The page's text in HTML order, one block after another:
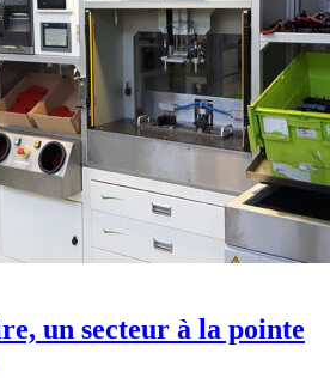
un secteur à la pointe